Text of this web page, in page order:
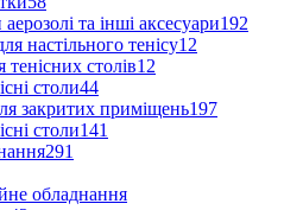
та інші аксесуари192
настільного тенісу12
столів12
столи44
закритих приміщень197
столи141
291
обладнання